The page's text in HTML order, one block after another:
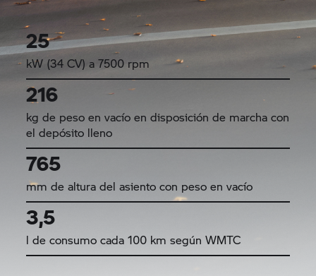
25
kW (34 CV) a 7500 rpm
216
kg de peso en vacío en disposición de marcha con
el depósito lleno
765
mm de altura del asiento con peso en vacío
3,5
l de consumo cada 100 km según WMTC